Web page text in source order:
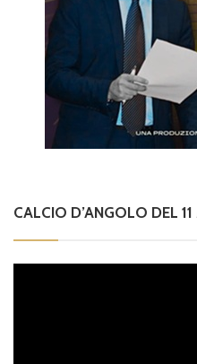
CALCIO D’ANGOLO DEL